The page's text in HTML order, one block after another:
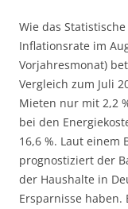
Wie das
Inflationsrate im
Vorjahresmonat)
Vergleich zum Juli
Mieten nur mit 2,2
bei den
16,6 %. Laut einem
prognostiziert der
der Haushalte in
Ersparnisse haben.